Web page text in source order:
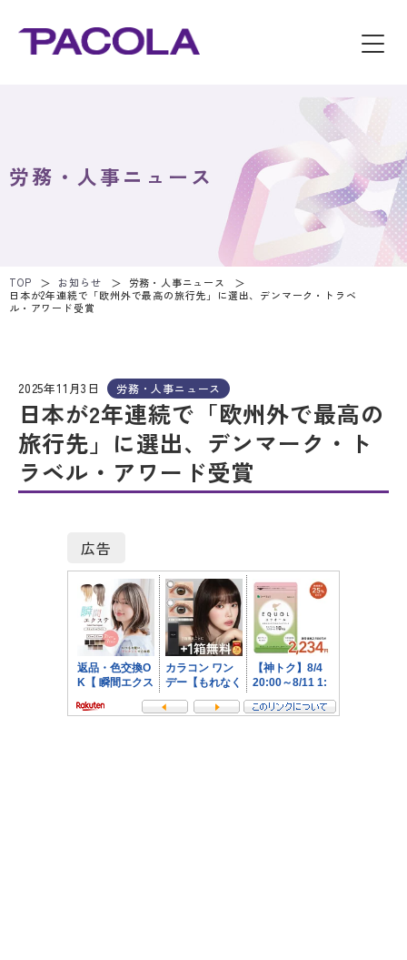
労務・人事ニュース
TOP お知らせ
労務・人事ニュース
日本が2年連続で「欧州外で最高の旅行先」に選出、デンマーク・トラベ
ル・アワード受賞
2025年11月3日 労務・人事ニュース
日本が2年連続で「欧州外で最高の
旅行先」に選出、デンマーク・ト
ラベル・アワード受賞
広告